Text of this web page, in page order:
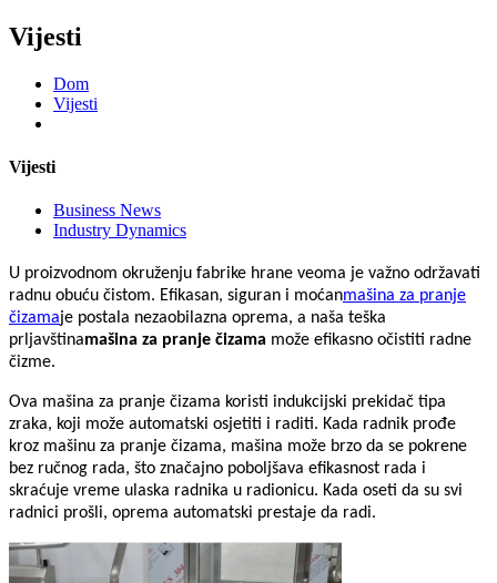
Vijesti
Dom
Vijesti
Vijesti
Business News
Industry Dynamics
U proizvodnom okruženju fabrike hrane veoma je važno održavati
radnu obuću čistom. Efikasan, siguran i moćanmašina za pranje
čizamaje postala nezaobilazna oprema, a naša teška
prljavštinamašina za pranje čizama može efikasno očistiti radne
čizme.
Ova mašina za pranje čizama koristi indukcijski prekidač tipa
zraka, koji može automatski osjetiti i raditi. Kada radnik prođe
kroz mašinu za pranje čizama, mašina može brzo da se pokrene
bez ručnog rada, što značajno poboljšava efikasnost rada i
skraćuje vreme ulaska radnika u radionicu. Kada oseti da su svi
radnici prošli, oprema automatski prestaje da radi.